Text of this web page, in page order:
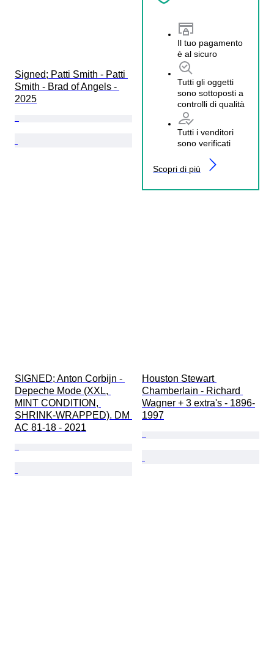
Il tuo pagamento
è al sicuro
Tutti gli oggetti
sono sottoposti a
controlli di qualità
Tutti i venditori
sono verificati
Scopri di più
Signed; Patti Smith - Patti
Smith - Brad of Angels -
2025
SIGNED; Anton Corbijn -
Depeche Mode (XXL,
MINT CONDITION,
SHRINK-WRAPPED). DM
AC 81-18 - 2021
Houston Stewart
Chamberlain - Richard
Wagner + 3 extra's - 1896-
1997